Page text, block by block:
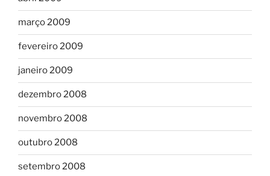
março 2009
fevereiro 2009
janeiro 2009
dezembro 2008
novembro 2008
outubro 2008
setembro 2008